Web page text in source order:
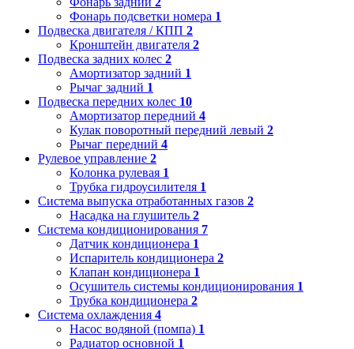
Фонарь подсветки номера 1
Подвеска двигателя / КПП 2
Кронштейн двигателя 2
Подвеска задних колес 2
Амортизатор задний 1
Рычаг задний 1
Подвеска передних колес 10
Амортизатор передний 4
Кулак поворотный передний левый 2
Рычаг передний 4
Рулевое управление 2
Колонка рулевая 1
Трубка гидроусилителя 1
Система выпуска отработанных газов 2
Насадка на глушитель 2
Система кондиционирования 7
Датчик кондиционера 1
Испаритель кондиционера 2
Клапан кондиционера 1
Осушитель системы кондиционирования 1
Трубка кондиционера 2
Система охлаждения 4
Насос водяной (помпа) 1
Радиатор основной 1